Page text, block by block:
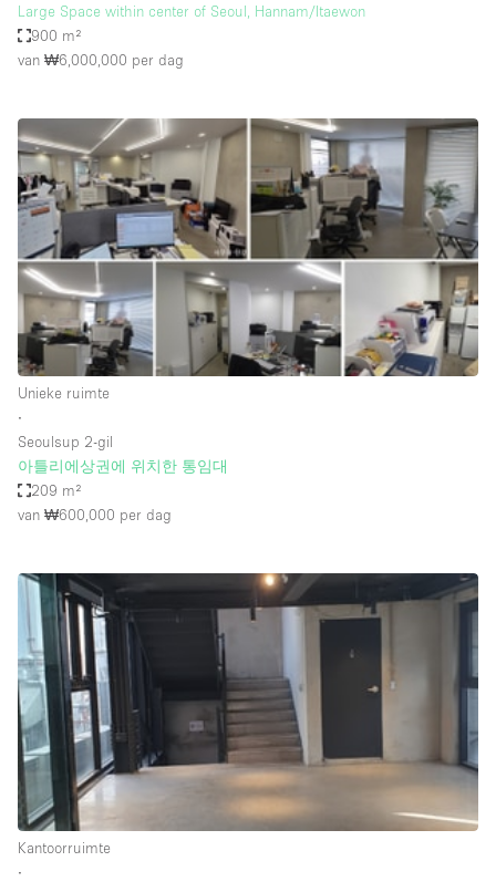
Winkel delen
Winkelruimte in winkelcentrum
Kenmerken ruimte
Airconditioning
Animals Friendly
Audio- en videoapparatuur
Auto display
Badkamer
Beveiligingssysteem
Concierge
Dakterras
Drankvergunning
Elektriciteit
Etalage
Grote entree
Haussmann-stijl
Industrieel
Internet
Large Space within center of Seoul, Hannam/Itaewon
900 m²
van ₩6,000,000 per dag
Unieke ruimte
∙
Seoulsup 2-gil
아틀리에상권에 위치한 통임대
209 m²
van ₩600,000 per dag
Kantoorruimte
∙